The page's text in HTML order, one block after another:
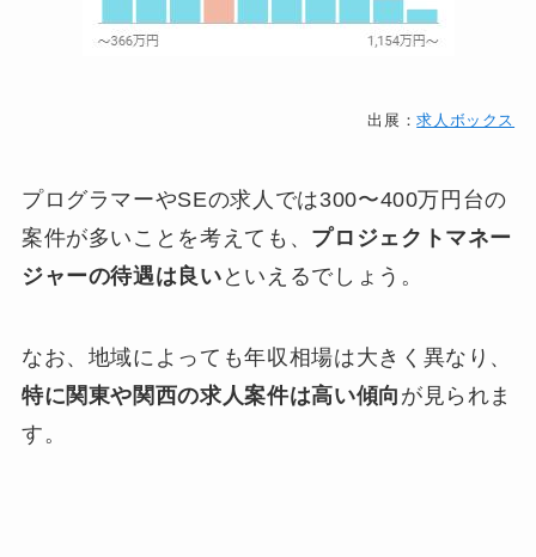
出展：求人ボックス
プログラマーやSEの求人では300〜400万円台の
案件が多いことを考えても、 プロジェクトマネー
ジャーの待遇は良い といえるでしょう。
なお、地域によっても年収相場は大きく異なり、
特に関東や関西の求人案件は高い傾向 が見られま
す。